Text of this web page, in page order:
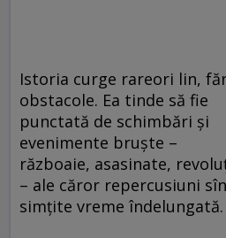
Istoria curge rareori lin,
obstacole. Ea tinde să fie
punctată de schimbări şi
evenimente bruşte –
războaie, asasinate,
– ale căror repercusiuni
simţite vreme îndelungată.